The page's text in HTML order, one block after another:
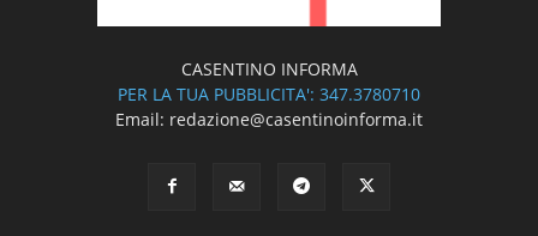
CASENTINO INFORMA
PER LA TUA PUBBLICITA': 347.3780710
Email: redazione@casentinoinforma.it